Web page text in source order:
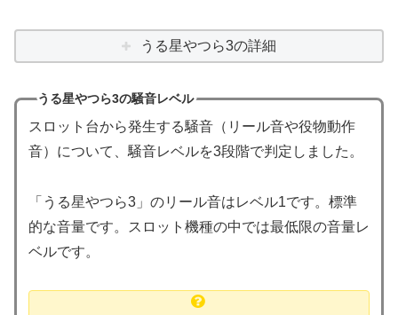
うる星やつら3の詳細
うる星やつら3の騒音レベル
スロット台から発生する騒音（リール音や役物動作
音）について、騒音レベルを3段階で判定しました。
「うる星やつら3」のリール音はレベル1です。標準
的な音量です。スロット機種の中では最低限の音量レ
ベルです。